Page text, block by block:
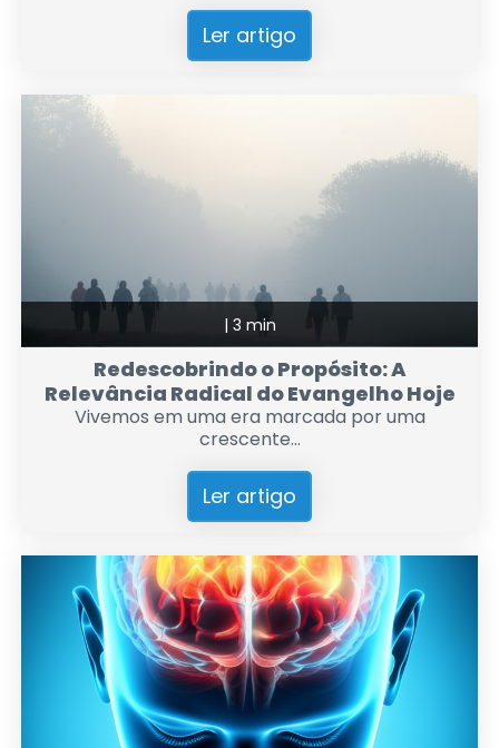
Ler artigo
| 3 min
Redescobrindo o Propósito: A
Relevância Radical do Evangelho Hoje
Vivemos em uma era marcada por uma
crescente...
Ler artigo